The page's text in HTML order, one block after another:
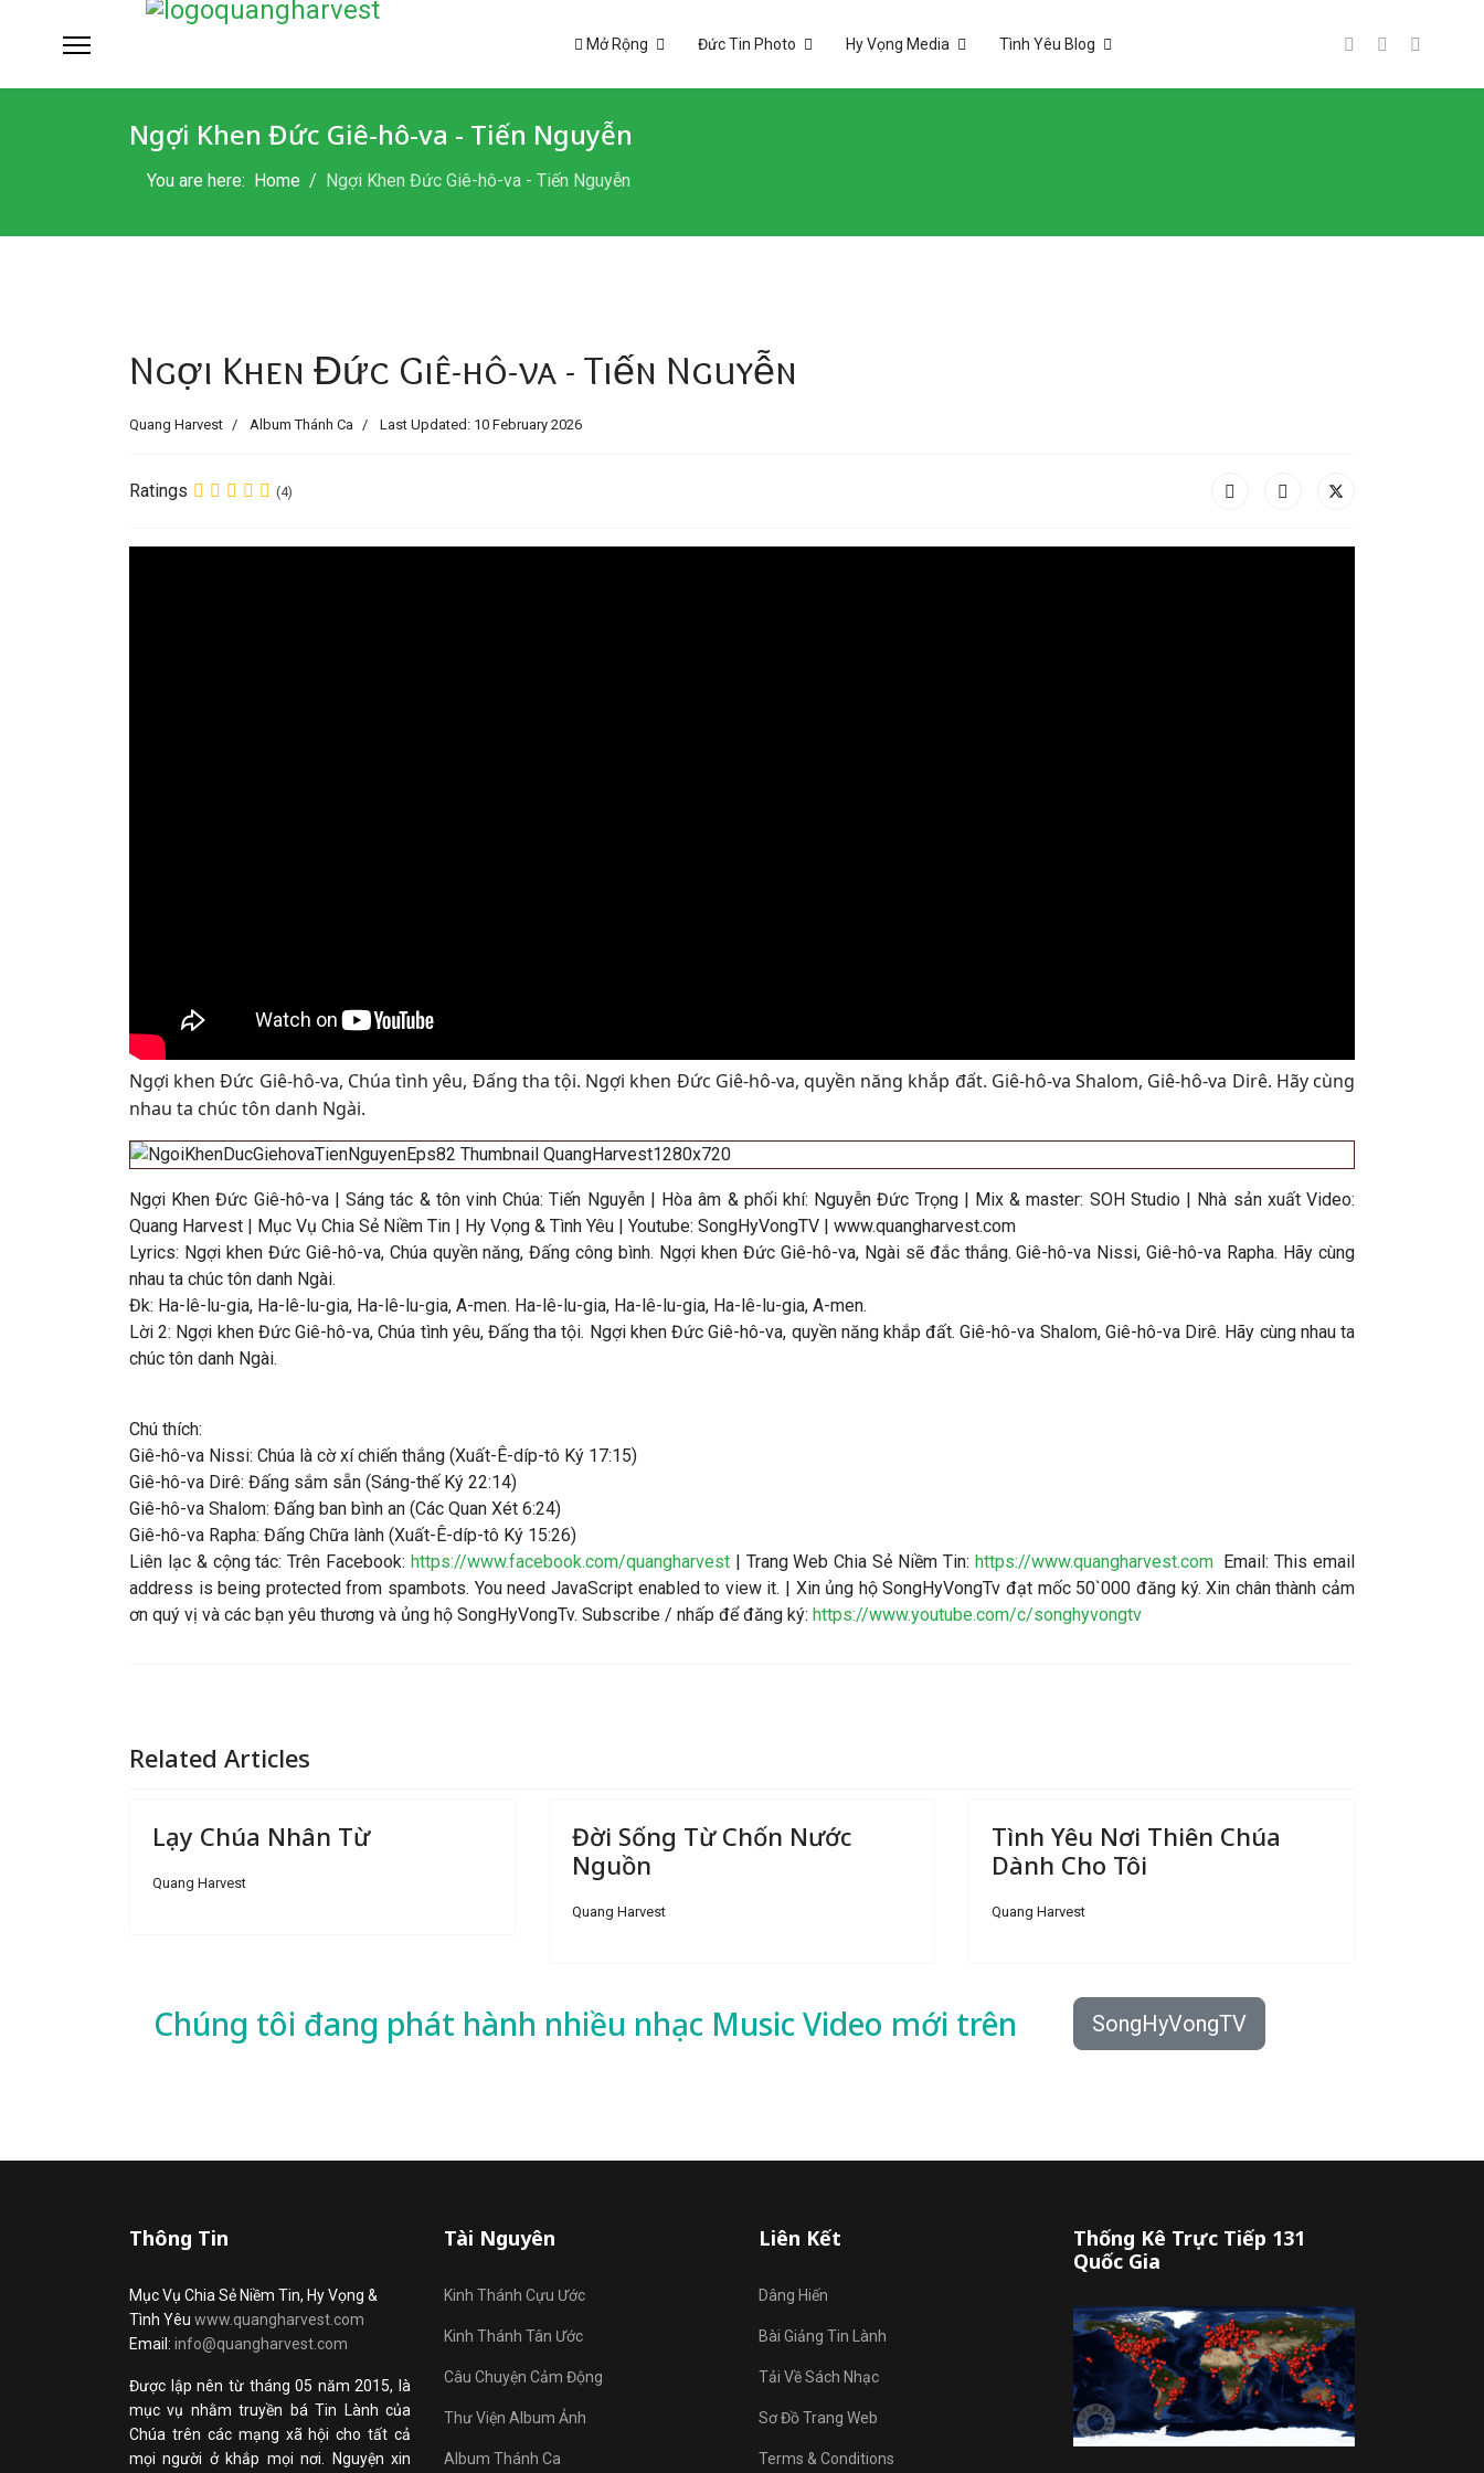
Mở Rộng Đức Tin Photo Hy Vọng Media Tình Yêu Blog
Ngợi Khen Đức Giê-hô-va - Tiến Nguyễn
You are here: Home Ngợi Khen Đức Giê-hô-va - Tiến Nguyễn
Ngợi Khen Đức Giê-hô-va - Tiến Nguyễn
Quang Harvest Album Thánh Ca Last Updated: 10 February 2026
Ratings (4)
Ngợi khen Đức Giê-hô-va, Chúa tình yêu, Đấng tha tội. Ngợi khen Đức Giê-hô-va, quyền năng khắp đất. Giê-hô-va Shalom, Giê-hô-va Dirê. Hãy cùng
nhau ta chúc tôn danh Ngài.
Ngợi Khen Đức Giê-hô-va | Sáng tác & tôn vinh Chúa: Tiến Nguyễn | Hòa âm & phối khí: Nguyễn Đức Trọng | Mix & master: SOH Studio | Nhà sản xuất Video:
Quang Harvest | Mục Vụ Chia Sẻ Niềm Tin | Hy Vọng & Tình Yêu | Youtube: SongHyVongTV | www.quangharvest.com
Lyrics: Ngợi khen Đức Giê-hô-va, Chúa quyền năng, Đấng công bình. Ngợi khen Đức Giê-hô-va, Ngài sẽ đắc thắng. Giê-hô-va Nissi, Giê-hô-va Rapha. Hãy cùng
nhau ta chúc tôn danh Ngài.
Đk: Ha-lê-lu-gia, Ha-lê-lu-gia, Ha-lê-lu-gia, A-men. Ha-lê-lu-gia, Ha-lê-lu-gia, Ha-lê-lu-gia, A-men.
Lời 2: Ngợi khen Đức Giê-hô-va, Chúa tình yêu, Đấng tha tội. Ngợi khen Đức Giê-hô-va, quyền năng khắp đất. Giê-hô-va Shalom, Giê-hô-va Dirê. Hãy cùng nhau ta
chúc tôn danh Ngài.
Chú thích:
Giê-hô-va Nissi: Chúa là cờ xí chiến thắng (Xuất-Ê-díp-tô Ký 17:15)
Giê-hô-va Dirê: Đấng sắm sẵn (Sáng-thế Ký 22:14)
Giê-hô-va Shalom: Đấng ban bình an (Các Quan Xét 6:24)
Giê-hô-va Rapha: Đấng Chữa lành (Xuất-Ê-díp-tô Ký 15:26)
Liên lạc & cộng tác: Trên Facebook: https://www.facebook.com/quangharvest| Trang Web Chia Sẻ Niềm Tin: https://www.quangharvest.comEmail:This email
address is being protected from spambots. You need JavaScript enabled to view it. | Xin ủng hộ SongHyVongTv đạt mốc 50`000 đăng ký. Xin chân thành cảm
ơn quý vị và các bạn yêu thương và ủng hộ SongHyVongTv. Subscribe / nhấp để đăng ký: https://www.youtube.com/c/songhyvongtv
Related Articles
Lạy Chúa Nhân Từ
Quang Harvest
Đời Sống Từ Chốn Nước
Nguồn
Quang Harvest
Tình Yêu Nơi Thiên Chúa
Dành Cho Tôi
Quang Harvest
Chúng tôi đang phát hành nhiều nhạc Music Video mới trên SongHyVongTV
Thông Tin
Mục Vụ Chia Sẻ Niềm Tin, Hy Vọng &
Tình Yêu www.quangharvest.com
Email: info@quangharvest.com
Được lập nên từ tháng 05 năm 2015, là
mục vụ nhằm truyền bá Tin Lành của
Chúa trên các mạng xã hội cho tất cả
mọi người ở khắp mọi nơi. Nguyện xin
Tài Nguyên
Kinh Thánh Cựu Ước
Kinh Thánh Tân Ước
Câu Chuyện Cảm Động
Thư Viện Album Ảnh
Album Thánh Ca
Liên Kết
Dâng Hiến
Bài Giảng Tin Lành
Tải Về Sách Nhạc
Sơ Đồ Trang Web
Terms & Conditions
Thống Kê Trực Tiếp 131
Quốc Gia